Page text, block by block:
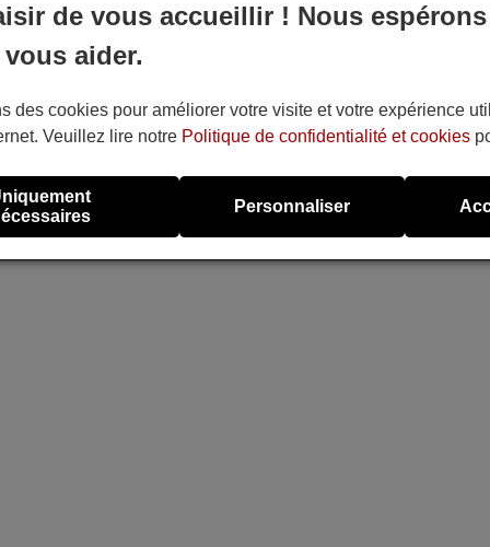
de vous accueillir ! Nous espérons
aider.
des cookies pour améliorer votre visite et votre expérience
Veuillez lire notre Politique de confidentialité et cookies
Personnaliser